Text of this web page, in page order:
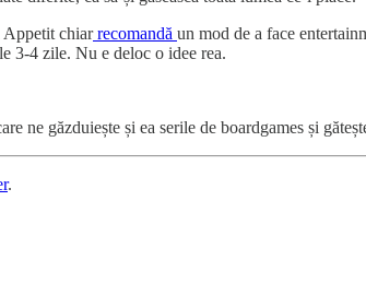
Appetit chiarrecomandă un mod de a face
3-4 zile. Nu e deloc o idee rea.
ne găzduiește și ea serile de boardgames și
.